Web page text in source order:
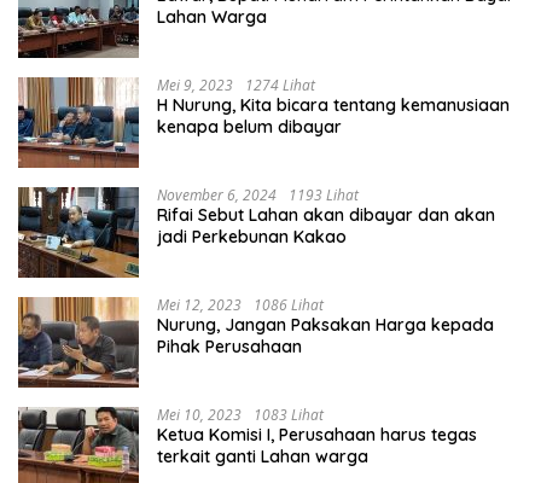
Lahan Warga
Mei 9, 2023 1274 Lihat
H Nurung, Kita bicara tentang kemanusiaan
kenapa belum dibayar
November 6, 2024 1193 Lihat
Rifai Sebut Lahan akan dibayar dan akan
jadi Perkebunan Kakao
Mei 12, 2023 1086 Lihat
Nurung, Jangan Paksakan Harga kepada
Pihak Perusahaan
Mei 10, 2023 1083 Lihat
Ketua Komisi I, Perusahaan harus tegas
terkait ganti Lahan warga